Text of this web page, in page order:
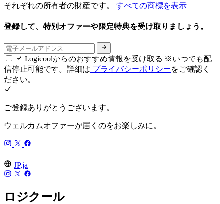
それぞれの所有者の財産です。 すべての商標を表示
登録して、特別オファーや限定特典を受け取りましょう。
Logicoolからのおすすめ情報を受け取る ※いつでも配
信停止可能です。詳細は プライバシーポリシーをご確認く
ださい。
ご登録ありがとうございます。
ウェルカムオファーが届くのをお楽しみに。
JP,ja
ロジクール